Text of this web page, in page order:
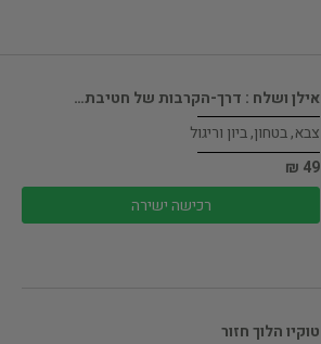
אילן ושלח : דרך-הקרבות של חטיבת…
צבא, בטחון, ביון וריגול
49 ₪
רכישה ישירה
טוקיו הלוך חזור